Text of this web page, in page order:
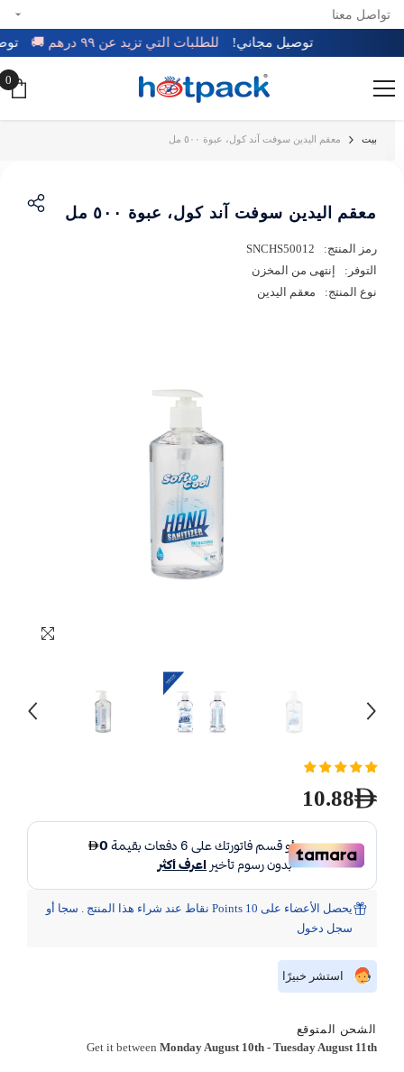
تخطي إلى المحتوى
تواصل معنا
توصيل مجاني! للطلبات التي تزيد عن ٩٩ درهم 🚚
0
0
بيت معقم اليدين سوفت آند كول، عبوة ٥٠٠ مل
معقم اليدين سوفت آند كول، عبوة ٥٠٠ مل
رمز المنتج:
SNCHS50012
التوفر:
إنتهى من المخزن
نوع المنتج:
معقم اليدين
10.88
يحصل الأعضاء على 10 Points نقاط عند شراء هذا المنتج . سجا أو
سجل دخول
استشر خبيرًا
الشحن المتوقع
Get it betweenMonday August 10th -Tuesday August 11th